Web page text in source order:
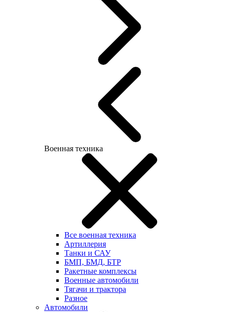
Военная техника
Все военная техника
Артиллерия
Танки и САУ
БМП, БМД, БТР
Ракетные комплексы
Военные автомобили
Тягачи и трактора
Разное
Автомобили